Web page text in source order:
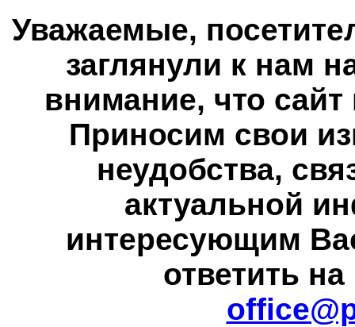
Уважаемые,
заглянули к нам
внимание, что сайт
Приносим свои
неудобства,
актуальной
интересующим
ответить